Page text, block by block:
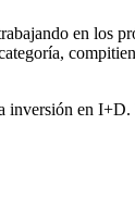
en
inversión en